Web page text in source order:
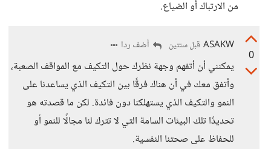
من الارتباك أو الضياع.
0
ASAKW قبل سنتين أضف ردا
يمكنني أن أتفهم وجهة نظرك حول التكيف مع المواقف الصعبة،
وأتفق معك في أن هناك فرقًا بين التكيف الذي يساعدنا على
النمو والتكيف الذي يستهلكنا دون فائدة. لكن ما قصدته هو
تحديدًا تلك البيئات السامة التي لا تترك لنا مجالًا للنمو أو
للحفاظ على صحتنا النفسية.